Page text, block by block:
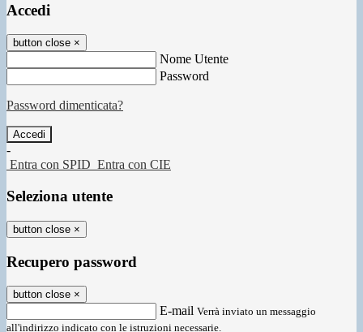
Accedi
button close ×
Nome Utente
Password
Password dimenticata?
-
Entra con SPID Entra con CIE
Seleziona utente
button close ×
Recupero password
button close ×
E-mail Verrà inviato un messaggio
all'indirizzo indicato con le istruzioni necessarie.